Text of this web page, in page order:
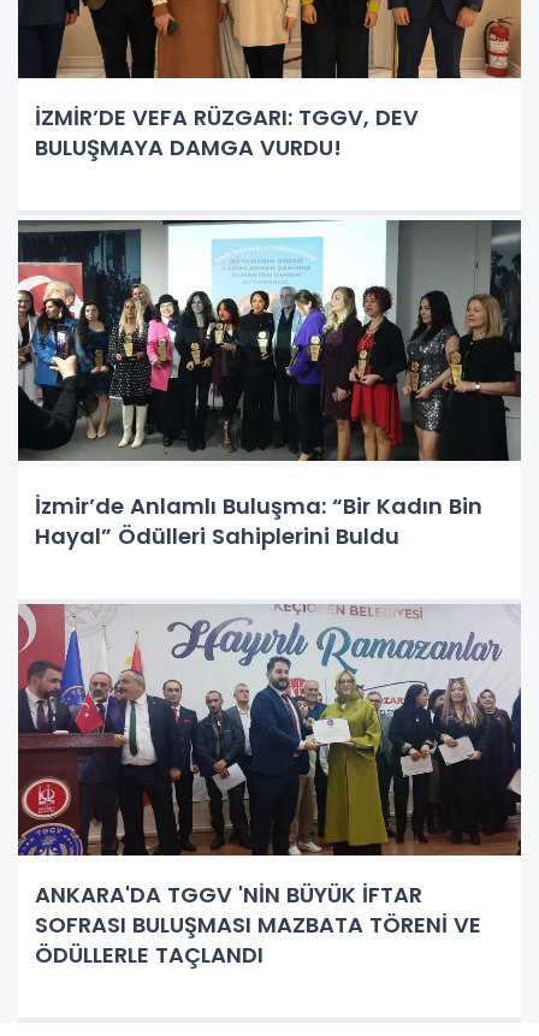
İZMİR’DE VEFA RÜZGARI: TGGV, DEV
BULUŞMAYA DAMGA VURDU!
İzmir’de Anlamlı Buluşma: “Bir Kadın Bin
Hayal” Ödülleri Sahiplerini Buldu
ANKARA'DA TGGV 'NİN BÜYÜK İFTAR
SOFRASI BULUŞMASI MAZBATA TÖRENİ VE
ÖDÜLLERLE TAÇLANDI